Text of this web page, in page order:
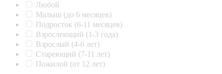
Любой
Малыш (до 6 месяцев)
Подросток (6-11 месяцев)
Взрослеющий (1-3 года)
Взрослый (4-6 лет)
Стареющий (7-11 лет)
Пожилой (от 12 лет)